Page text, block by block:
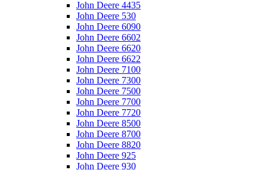
John Deere 4435
John Deere 530
John Deere 6090
John Deere 6602
John Deere 6620
John Deere 6622
John Deere 7100
John Deere 7300
John Deere 7500
John Deere 7700
John Deere 7720
John Deere 8500
John Deere 8700
John Deere 8820
John Deere 925
John Deere 930